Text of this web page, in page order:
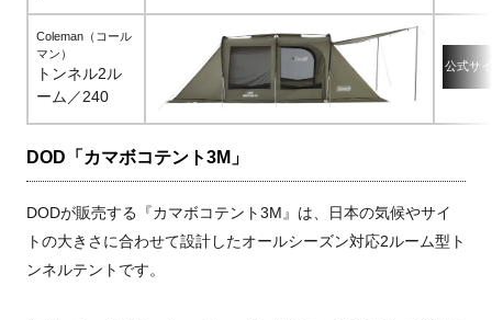
Coleman（コール
マン）
トンネル2ル
ーム／240
公式サ
DOD「カマボコテント3M」
DODが販売する『カマボコテント3M』は、日本の気候やサイ
トの大きさに合わせて設計したオールシーズン対応2ルーム型ト
ンネルテントです。